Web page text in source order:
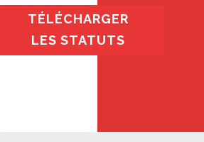
TÉLÉCHARGER
LES STATUTS